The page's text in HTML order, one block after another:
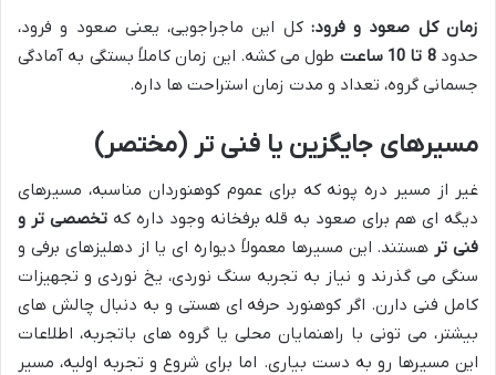
زمان کل صعود و فرود: کل این ماجراجویی، یعنی صعود و فرود،
حدود8 تا 10 ساعت
طول می کشه. این زمان کاملاً بستگی به آمادگی
جسمانی گروه، تعداد و مدت زمان استراحت ها داره.
مسیرهای جایگزین یا فنی تر (مختصر)
غیر از مسیر دره پونه که برای عموم کوهنوردان مناسبه، مسیرهای
دیگه ای هم برای صعود به قله برفخانه وجود داره کهتخصصی تر و
فنی تر هستند. این مسیرها معمولاً دیواره ای یا از دهلیزهای برفی و
سنگی می گذرند و نیاز به تجربه سنگ نوردی، یخ نوردی و تجهیزات
کامل فنی دارن. اگر کوهنورد حرفه ای هستی و به دنبال چالش های
بیشتر، می تونی با راهنمایان محلی یا گروه های باتجربه، اطلاعات
این مسیرها رو به دست بیاری. اما برای شروع و تجربه اولیه، مسیر